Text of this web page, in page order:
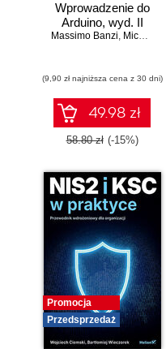
Wprowadzenie do
Arduino, wyd. II
Massimo Banzi, Michael Shiloh
(9,90 zł najniższa cena z 30 dni)
49.98 zł
58.80 zł (-15%)
Promocja
Przedsprzedaż